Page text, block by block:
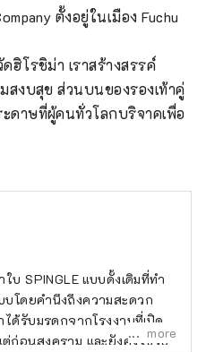
ตั้งอยู่ในเมือง Fuchu
ฮิโรชิม่า เราสร้างสรรค์
สงบสุข ส่วนบนของรองเท้าคู่
ดาษที่ผู้คนทั่วโลกบริจาคเพื่อ
ใบ SPINGLE แบบดั้งเดิมที่ทำ
โดยคำนึงถึงความสะดวก
ได้รับมรดกจากโรงงานที่เปิด
ก่อนสงคราม และยังคงใช้วิธี
more